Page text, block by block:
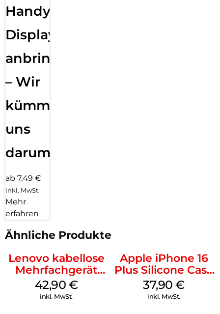
Handy
Displayfolie
anbringen
– Wir
kümmern
uns
darum!
ab 7,49 €
inkl. MwSt.
Mehr
erfahren
Ähnliche Produkte
Lenovo kabellose
Mehrfachgerät
Luna Grey
42,90 €
inkl. MwSt.
Apple iPhone 16
Plus Silicone Case
MagSafe Lake
Green
37,90€
inkl. MwSt.